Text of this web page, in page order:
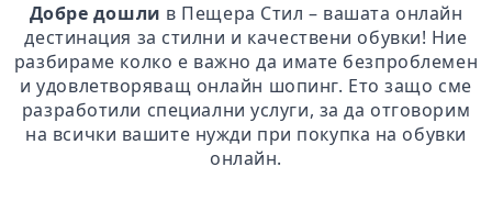
Добре дошли в Пещера Стил – вашата онлайн
дестинация за стилни и качествени обувки! Ние
разбираме колко е важно да имате безпроблемен
и удовлетворяващ онлайн шопинг. Ето защо сме
разработили специални услуги, за да отговорим
на всички вашите нужди при покупка на обувки
онлайн.